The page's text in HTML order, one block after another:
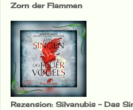
Zorn der Flammen
Rezension: Silvanubis – Das